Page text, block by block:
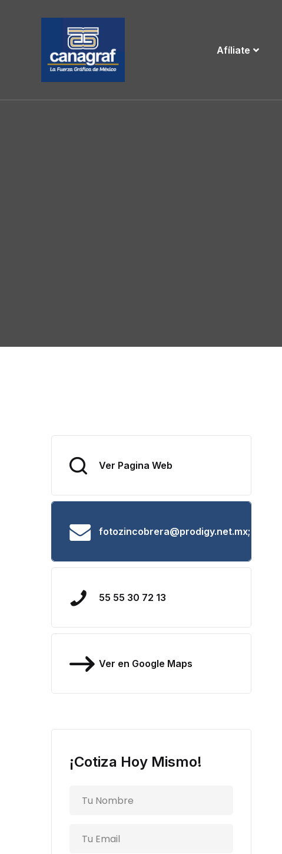
Afíliate
Ver Pagina Web
fotozincobrera@prodigy.net.mx;
55 55 30 72 13
Ver en Google Maps
¡Cotiza Hoy Mismo!